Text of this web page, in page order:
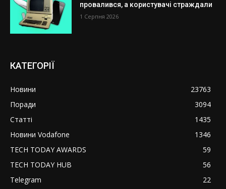
провалився, а користувачі страждали
1 Серпня 2026
КАТЕГОРІЇ
Новини
23763
Поради
3094
Статті
1435
Новини Vodafone
1346
TECH TODAY AWARDS
59
TECH TODAY HUB
56
Telegram
22